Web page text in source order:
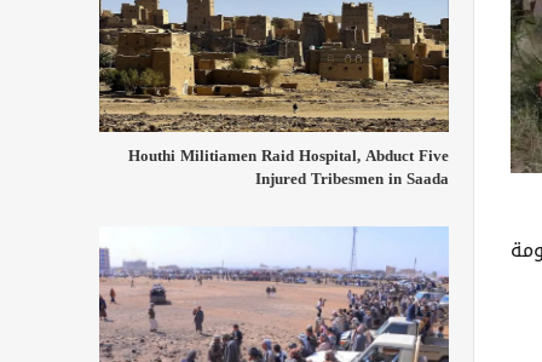
Houthi Militiamen Raid Hospital, Abduct Five
Injured Tribesmen in Saada